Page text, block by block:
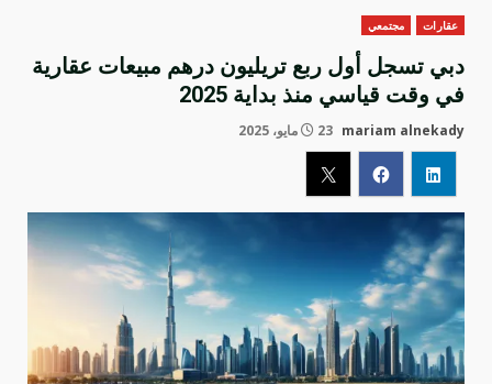
عقارات مجتمعي
دبي تسجل أول ربع تريليون درهم مبيعات عقارية
في وقت قياسي منذ بداية 2025
mariam alnekady 23 مايو، 2025